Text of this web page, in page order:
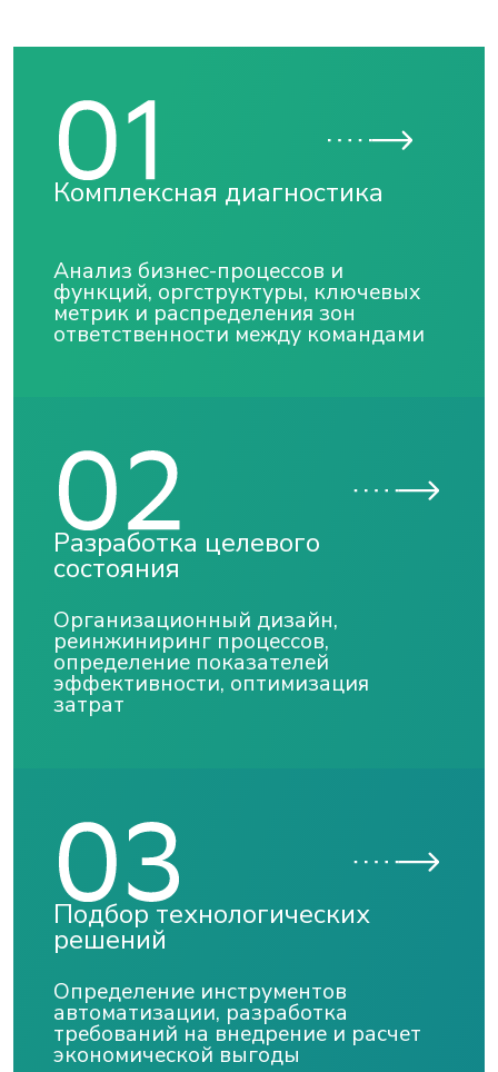
Комплексная диагностика
Анализ бизнес-процессов и
функций, оргструктуры, ключевых
метрик и распределения зон
ответственности между командами
Разработка целевого
состояния
Организационный дизайн,
реинжиниринг процессов,
определение показателей
эффективности, оптимизация
затрат
Подбор технологических
решений
Определение инструментов
автоматизации, разработка
требований на внедрение и расчет
экономической выгоды